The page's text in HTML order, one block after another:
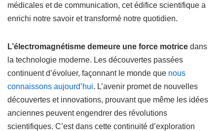
médicales et de communication, cet édifice scientifique a
enrichi notre savoir et transformé notre quotidien.
L’électromagnétisme demeure une force motrice dans
la technologie moderne. Les découvertes passées
continuent d’évoluer, façonnant le monde que nous
connaissons aujourd’hui. L’avenir promet de nouvelles
découvertes et innovations, prouvant que même les idées
anciennes peuvent engendrer des révolutions
scientifiques. C’est dans cette continuité d’exploration